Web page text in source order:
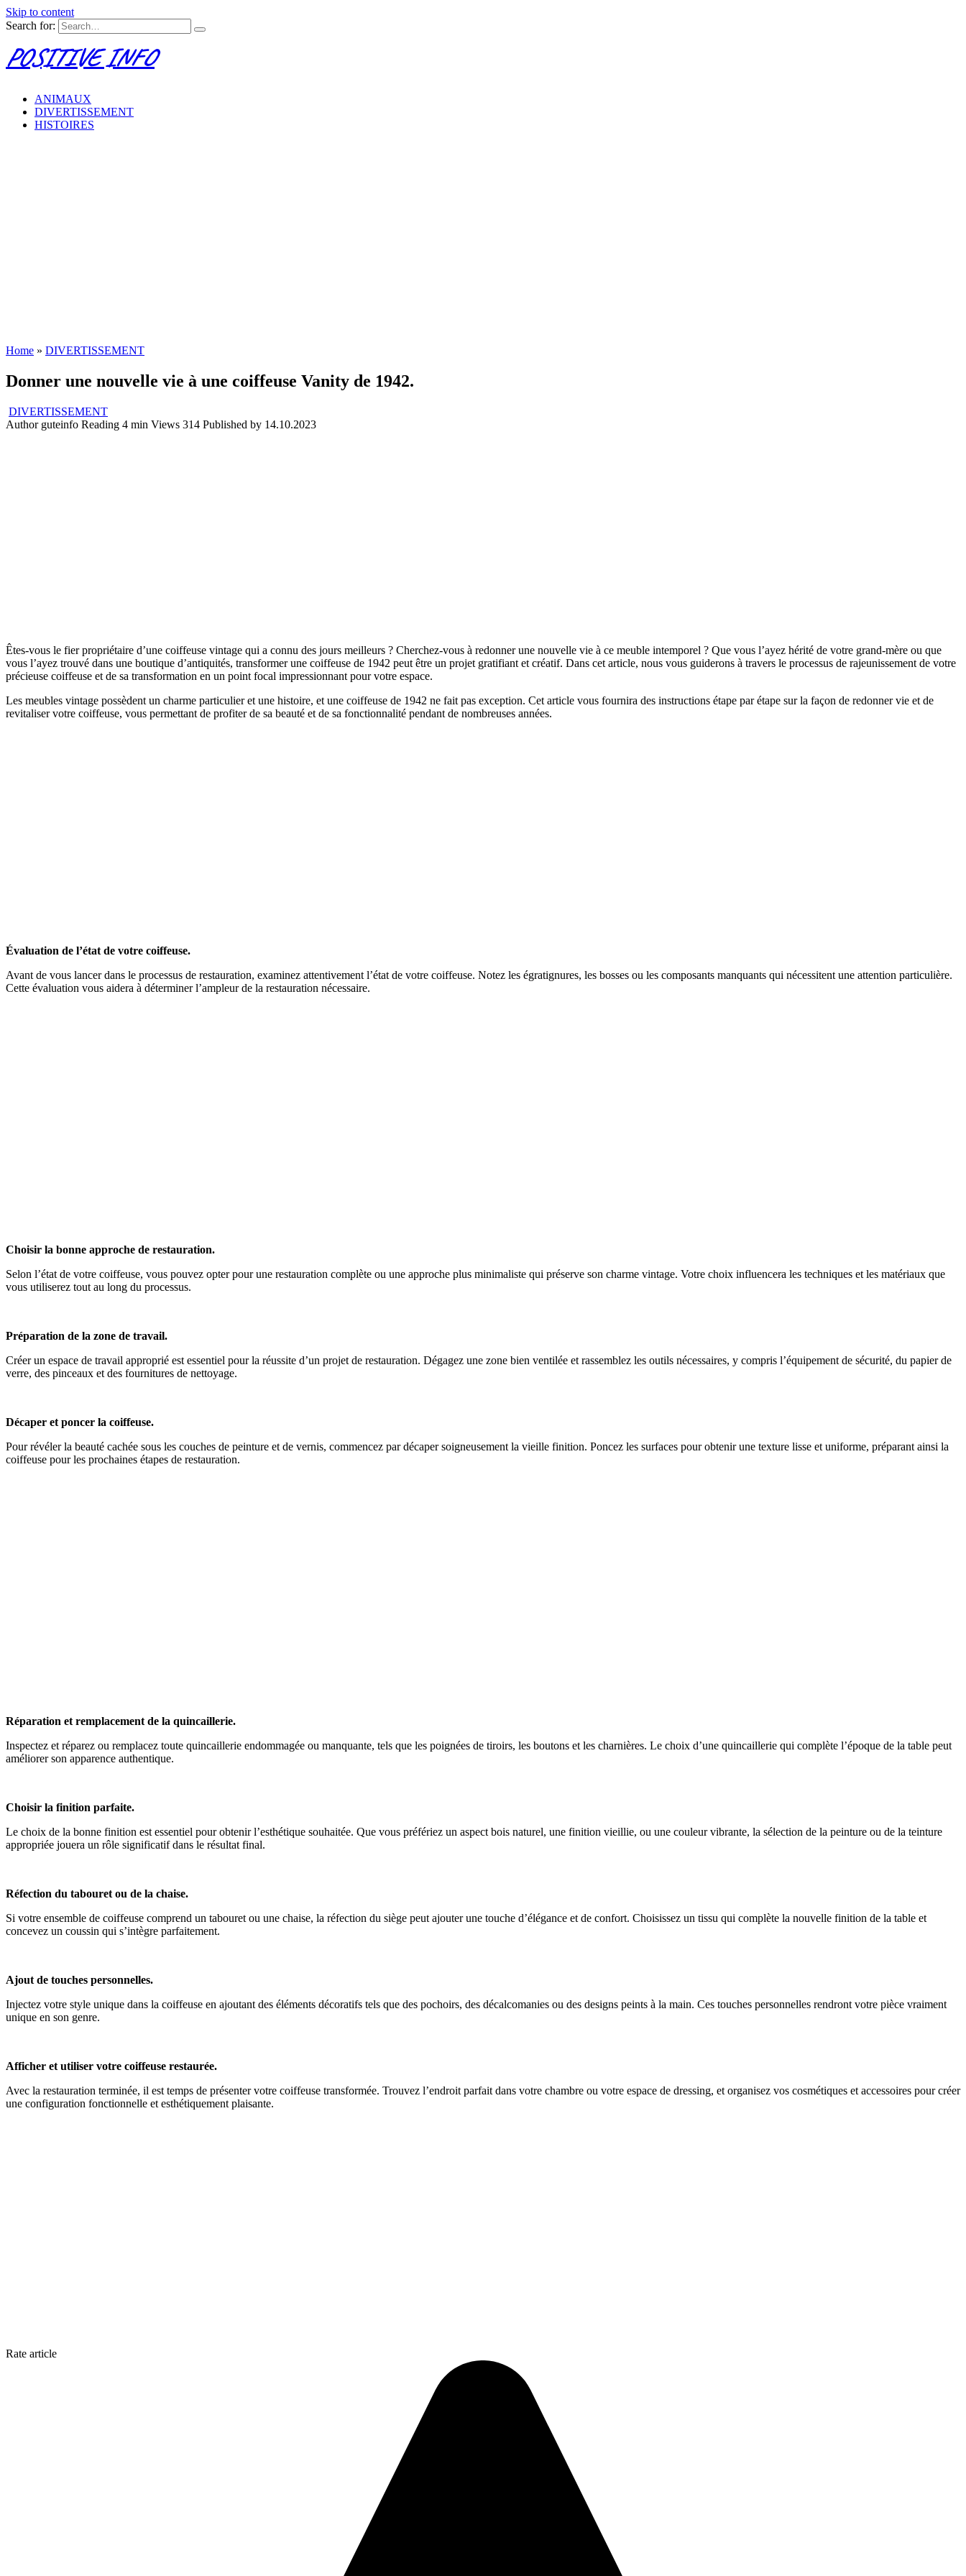
Skip to content
Search for:
POSITIVE INFO
ANIMAUX
DIVERTISSEMENT
HISTOIRES
Home » DIVERTISSEMENT
Donner une nouvelle vie à une coiffeuse Vanity de 1942.
DIVERTISSEMENT
Author guteinfo Reading 4 min Views 314 Published by 14.10.2023
Êtes-vous le fier propriétaire d’une coiffeuse vintage qui a connu des jours meilleurs ? Cherchez-vous à redonner une nouvelle vie à ce meuble intemporel ? Que vous l’ayez hérité de votre grand-mère ou que
vous l’ayez trouvé dans une boutique d’antiquités, transformer une coiffeuse de 1942 peut être un projet gratifiant et créatif. Dans cet article, nous vous guiderons à travers le processus de rajeunissement de votre
précieuse coiffeuse et de sa transformation en un point focal impressionnant pour votre espace.
Les meubles vintage possèdent un charme particulier et une histoire, et une coiffeuse de 1942 ne fait pas exception. Cet article vous fournira des instructions étape par étape sur la façon de redonner vie et de
revitaliser votre coiffeuse, vous permettant de profiter de sa beauté et de sa fonctionnalité pendant de nombreuses années.
Évaluation de l’état de votre coiffeuse.
Avant de vous lancer dans le processus de restauration, examinez attentivement l’état de votre coiffeuse. Notez les égratignures, les bosses ou les composants manquants qui nécessitent une attention particulière.
Cette évaluation vous aidera à déterminer l’ampleur de la restauration nécessaire.
Choisir la bonne approche de restauration.
Selon l’état de votre coiffeuse, vous pouvez opter pour une restauration complète ou une approche plus minimaliste qui préserve son charme vintage. Votre choix influencera les techniques et les matériaux que
vous utiliserez tout au long du processus.
Préparation de la zone de travail.
Créer un espace de travail approprié est essentiel pour la réussite d’un projet de restauration. Dégagez une zone bien ventilée et rassemblez les outils nécessaires, y compris l’équipement de sécurité, du papier de
verre, des pinceaux et des fournitures de nettoyage.
Décaper et poncer la coiffeuse.
Pour révéler la beauté cachée sous les couches de peinture et de vernis, commencez par décaper soigneusement la vieille finition. Poncez les surfaces pour obtenir une texture lisse et uniforme, préparant ainsi la
coiffeuse pour les prochaines étapes de restauration.
Réparation et remplacement de la quincaillerie.
Inspectez et réparez ou remplacez toute quincaillerie endommagée ou manquante, tels que les poignées de tiroirs, les boutons et les charnières. Le choix d’une quincaillerie qui complète l’époque de la table peut
améliorer son apparence authentique.
Choisir la finition parfaite.
Le choix de la bonne finition est essentiel pour obtenir l’esthétique souhaitée. Que vous préfériez un aspect bois naturel, une finition vieillie, ou une couleur vibrante, la sélection de la peinture ou de la teinture
appropriée jouera un rôle significatif dans le résultat final.
Réfection du tabouret ou de la chaise.
Si votre ensemble de coiffeuse comprend un tabouret ou une chaise, la réfection du siège peut ajouter une touche d’élégance et de confort. Choisissez un tissu qui complète la nouvelle finition de la table et
concevez un coussin qui s’intègre parfaitement.
Ajout de touches personnelles.
Injectez votre style unique dans la coiffeuse en ajoutant des éléments décoratifs tels que des pochoirs, des décalcomanies ou des designs peints à la main. Ces touches personnelles rendront votre pièce vraiment
unique en son genre.
Afficher et utiliser votre coiffeuse restaurée.
Avec la restauration terminée, il est temps de présenter votre coiffeuse transformée. Trouvez l’endroit parfait dans votre chambre ou votre espace de dressing, et organisez vos cosmétiques et accessoires pour créer
une configuration fonctionnelle et esthétiquement plaisante.
Rate article